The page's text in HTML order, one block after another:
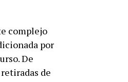
complejo
por
De
de